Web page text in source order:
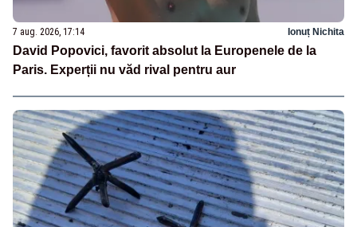
7 aug. 2026, 17:14 Ionuț Nichita
David Popovici, favorit absolut la Europenele de la
Paris. Experții nu văd rival pentru aur